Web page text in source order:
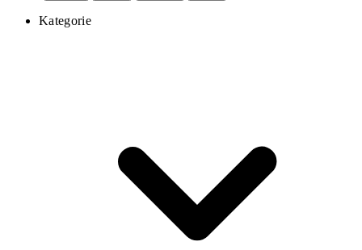
Kategorie